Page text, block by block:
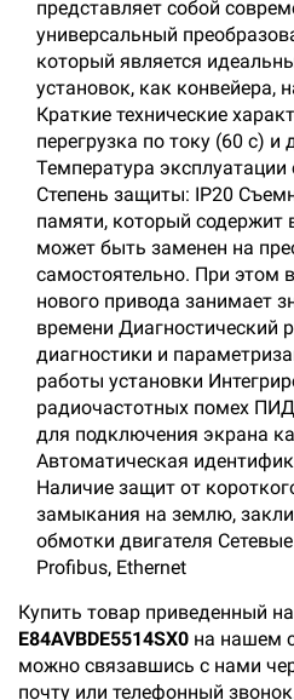
представляет собой
универсальный
который является
установок, как конвейера,
Краткие технические
перегрузка по току (60 с) и
Температура эксплуатации
Степень защиты: IP20
памяти, который содержит
может быть заменен на
самостоятельно. При этом
нового привода занимает
времени Диагностический
диагностики и
работы установки
радиочастотных помех
для подключения экрана
Автоматическая
Наличие защит от
замыкания на землю,
обмотки двигателя
Profibus, Ethernet
Купить товар приведенный
E84AVBDE5514SX0 на нашем
можно связавшись с нами
почту или телефонный